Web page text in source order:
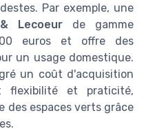
Par exemple, une
Lecoeur de gamme
euros et offre des
un usage domestique.
un coût d'acquisition
flexibilité et praticité,
des espaces verts grâce